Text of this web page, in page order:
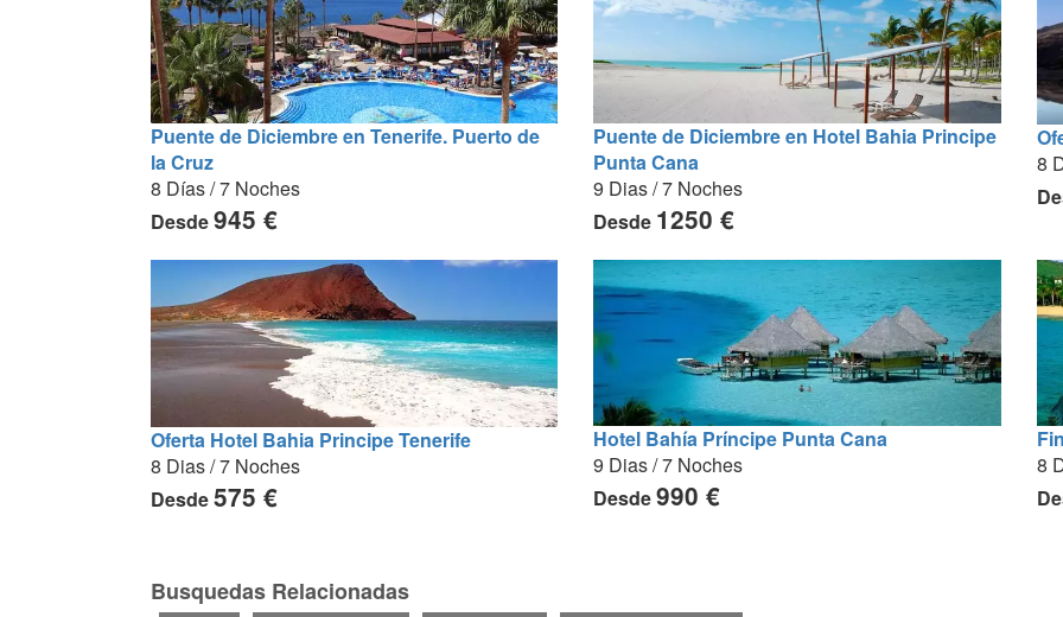
Puente de Diciembre en Tenerife. Puerto de
la Cruz
8 Días / 7 Noches
Desde945 €
Puente de Diciembre en Hotel Bahia Principe
Punta Cana
9 Dias / 7 Noches
Desde 1250 €
8
Oferta Hotel Bahia Principe Tenerife
8 Dias / 7 Noches
Desde575 €
Hotel Bahía Príncipe Punta Cana
9 Dias / 7 Noches
Desde990 €
8
Busquedas Relacionadas